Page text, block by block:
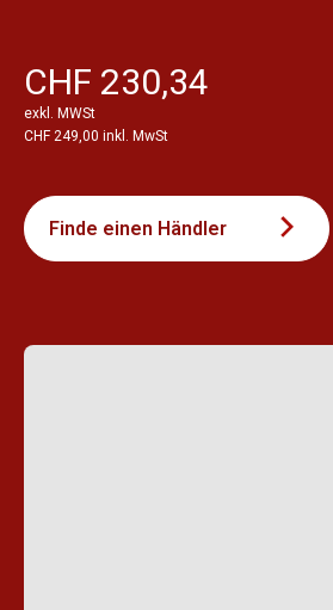
CHF 230,34
exkl. MWSt
CHF 249,00 inkl. MwSt
Finde einen Händler